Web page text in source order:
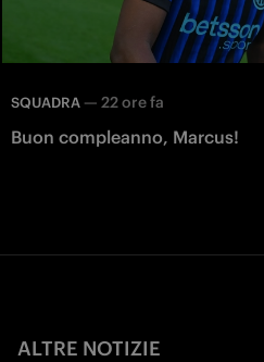
SQUADRA — 22 ore fa
Buon compleanno, Marcus!
ALTRE NOTIZIE